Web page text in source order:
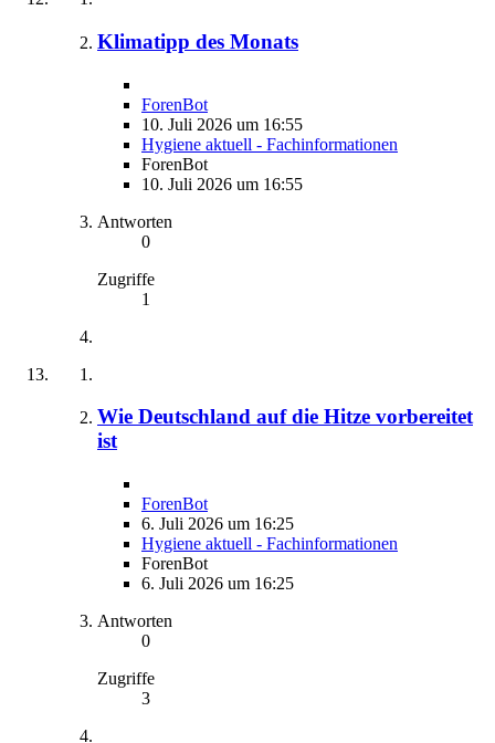
Klimatipp des Monats
ForenBot
10. Juli 2026 um 16:55
Hygiene aktuell - Fachinformationen
ForenBot
10. Juli 2026 um 16:55
Antworten
0
Zugriffe
1
Wie Deutschland auf die Hitze vorbereitet
ist
ForenBot
6. Juli 2026 um 16:25
Hygiene aktuell - Fachinformationen
ForenBot
6. Juli 2026 um 16:25
Antworten
0
Zugriffe
3